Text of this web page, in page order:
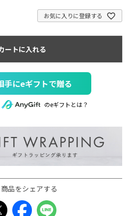
お気に入りに登録する
ートに入れる
手にeギフトで贈る
のeギフトとは？
品をシェアする